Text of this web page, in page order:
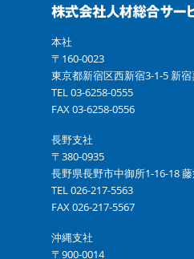
本社
〒160-0023
東京都新宿区西新宿3-1-5 新
TEL 03-6258-0555
FAX 03-6258-0556
長野支社
〒380-0935
長野県長野市中御所1-16-18
TEL 026-217-5563
FAX 026-217-5567
沖縄支社
〒900-0014